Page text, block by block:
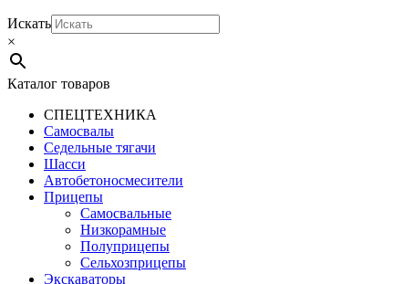
Искать
×
Каталог товаров
СПЕЦТЕХНИКА
Самосвалы
Седельные тягачи
Шасси
Автобетоно­смесители
Прицепы
Самосвальные
Низкорамные
Полуприцепы
Сельхозприцепы
Экскаваторы